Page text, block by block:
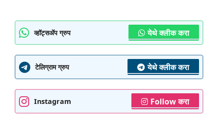
व्हॉट्सॲप ग्रुप येथे क्लीक करा
टेलिग्राम ग्रुप येथे क्लीक करा
Instagram Follow करा